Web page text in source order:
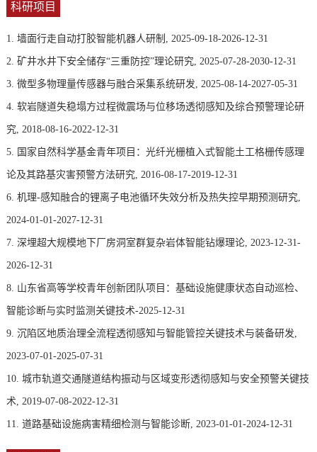
科研项目
1. 墙面行走自动打胶智能机器人研制, 2025-09-18-2026-12-31
2. 矿井水井下安全储存“三重防控”理论研究, 2025-07-28-2030-12-31
3. 微型多物理量传感器与融合采集系统研发, 2025-08-14-2027-05-31
4. 软岩隧道失稳塌方过程微震场与位移场透彻感知及综合预警理论研
究, 2018-08-16-2022-12-31
5. 国家自然科学基金青年项目：光纤光栅植入式智能土工格栅传感理
论及其路基灾害预警方法研究, 2016-08-17-2019-12-31
6. 机理-感知融合的锂离子电池循环失效分析及热失控早期预测研究,
2024-01-01-2027-12-31
7. 深埋超大规模地下厂房洞室群复杂岩体智能钻爆理论, 2023-12-31-
2026-12-31
8. 山东省高等学校青年创新团队项目：基础设施健康状态自动巡检、
智能诊断与实时监测关键技术-2025-12-31
9. 沉陷区地质治理全流程透彻感知与智能管控关键技术与装备研发,
2023-07-01-2025-07-31
10. 城市轨道交通隧道结构振动与区域变形透彻感知与安全预警关键技
术, 2019-07-08-2022-12-31
11. 道路基础设施病害精细检测与智能诊断, 2023-01-01-2024-12-31